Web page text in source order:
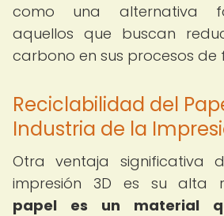
como una alternativa
aquellos que buscan
carbono en sus procesos de
Reciclabilidad del
Industria de la
Otra ventaja significativa
impresión 3D es su alta
papel es un material